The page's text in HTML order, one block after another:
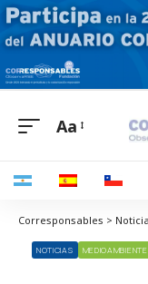
Aa
NOTICIAS MEDIOAMBIENTE